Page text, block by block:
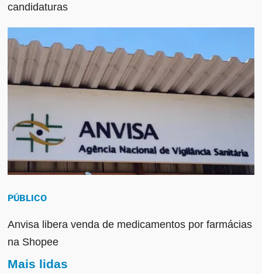
candidaturas
PÚBLICO
Anvisa libera venda de medicamentos por farmácias
na Shopee
Mais lidas